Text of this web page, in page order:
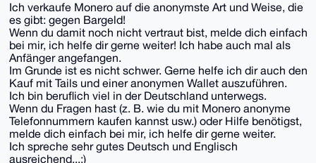
Ich verkaufe Monero auf die anonymste Art und Weise, die
es gibt: gegen Bargeld!
Wenn du damit noch nicht vertraut bist, melde dich einfach
bei mir, ich helfe dir gerne weiter! Ich habe auch mal als
Anfänger angefangen.
Im Grunde ist es nicht schwer. Gerne helfe ich dir auch den
Kauf mit Tails und einer anonymen Wallet auszuführen.
Ich bin beruflich viel in der Deutschland unterwegs.
Wenn du Fragen hast (z. B. wie du mit Monero anonyme
Telefonnummern kaufen kannst usw.) oder Hilfe benötigst,
melde dich einfach bei mir, ich helfe dir gerne weiter.
Ich spreche sehr gutes Deutsch und Englisch
ausreichend...;)